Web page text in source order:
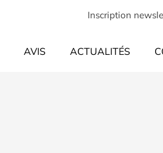
Inscription
AVIS ACTUALITÉS